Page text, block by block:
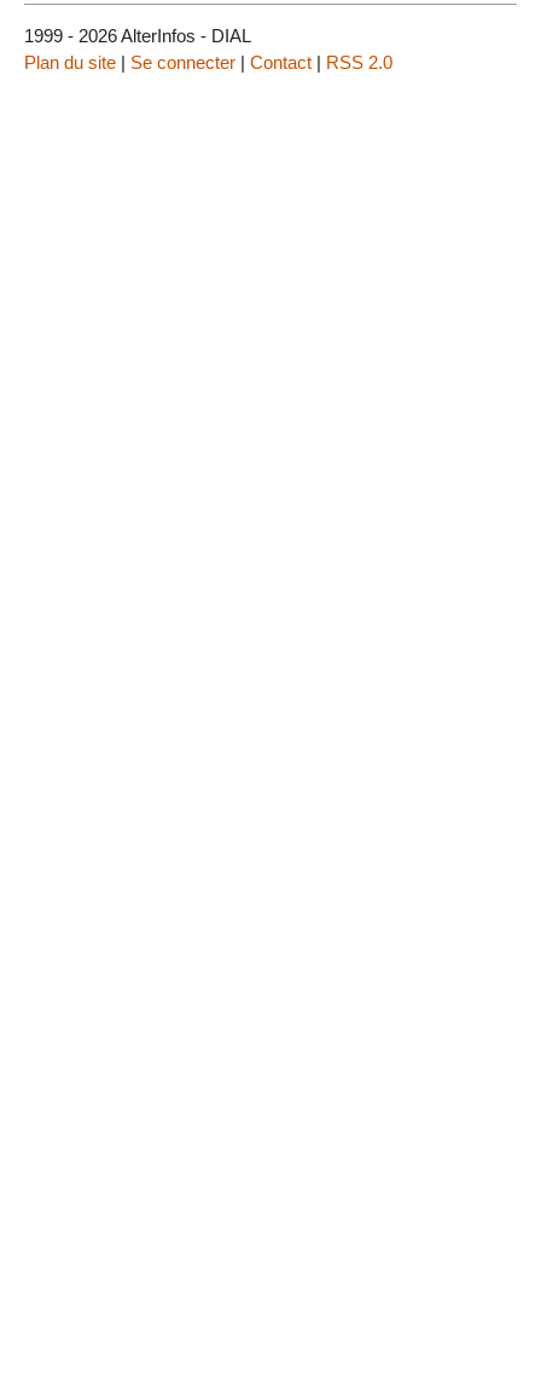
1999 - 2026 AlterInfos - DIAL
Plan du site | Se connecter | Contact | RSS 2.0